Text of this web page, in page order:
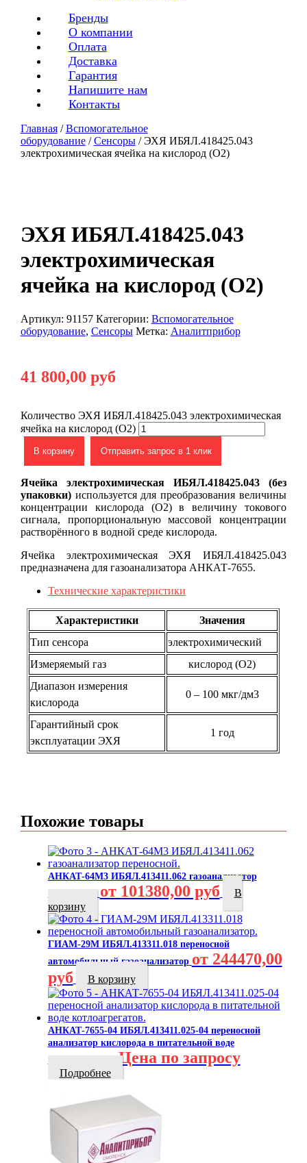
Бренды
О компании
Оплата
Доставка
Гарантия
Напишите нам
Контакты
Главная/Вспомогательное
оборудование/Сенсоры/ ЭХЯ ИБЯЛ.418425.043
электрохимическая ячейка на кислород (O2)
ЭХЯ ИБЯЛ.418425.043
электрохимическая
ячейка на кислород (O2)
Артикул: 91157 Категории: Вспомогательное
оборудование, Сенсоры Метка: Аналитприбор
41 800,00 руб
Количество ЭХЯ ИБЯЛ.418425.043 электрохимическая
ячейка на кислород (O2)
В корзину Отправить запрос в 1 клик
Ячейка электрохимическая ИБЯЛ.418425.043 (без
упаковки) используется для преобразования величины
концентрации кислорода (O2) в величину токового
сигнала, пропорциональную массовой концентрации
растворённого в водной среде кислорода.
Ячейка электрохимическая ЭХЯ ИБЯЛ.418425.043
предназначена для газоанализатора АНКАТ-7655.
Технические характеристики
Характеристики
Значения
Тип сенсора
электрохимический
Измеряемый газ
кислород (O2)
Диапазон измерения
кислорода
0 – 100 мкг/дм3
Гарантийный срок
эксплуатации ЭХЯ
1 год
Похожие товары
АНКАТ-64М3 ИБЯЛ.413411.062 газоанализатор
от 101380,00 руб
В
корзину
ГИАМ-29М ИБЯЛ.413311.018 переносной
автомобильный газоанализатор от 244470,00
руб
В корзину
АНКАТ-7655-04 ИБЯЛ.413411.025-04 переносной
анализатор кислорода в питательной воде
Цена по запросу
Подробнее